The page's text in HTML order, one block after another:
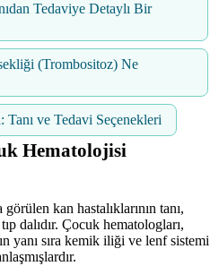
Tedaviye Detaylı Bir
(Trombositoz) Ne
ve Tedavi Seçenekleri
Hematolojisi
kan hastalıklarının tanı,
dalıdır. Çocuk hematologları,
yanı sıra kemik iliği ve lenf sistemi